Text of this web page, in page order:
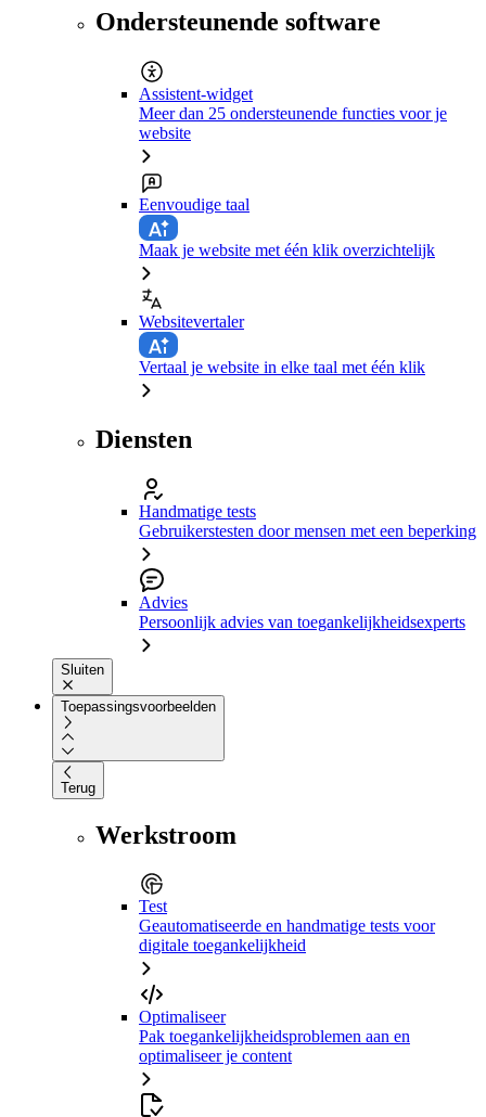
Ondersteunende software
Assistent-widget
Meer dan 25 ondersteunende functies voor je
website
Eenvoudige taal
Maak je website met één klik overzichtelijk
Websitevertaler
Vertaal je website in elke taal met één klik
Diensten
Handmatige tests
Gebruikerstesten door mensen met een beperking
Advies
Persoonlijk advies van toegankelijkheidsexperts
Sluiten
Toepassingsvoorbeelden
Terug
Werkstroom
Test
Geautomatiseerde en handmatige tests voor
digitale toegankelijkheid
Optimaliseer
Pak toegankelijkheidsproblemen aan en
optimaliseer je content